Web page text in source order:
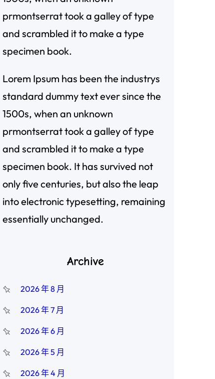
prmontserrat took a galley of type
and scrambled it to make a type
specimen book.
Lorem Ipsum has been the industrys
standard dummy text ever since the
1500s, when an unknown
prmontserrat took a galley of type
and scrambled it to make a type
specimen book. It has survived not
only five centuries, but also the leap
into electronic typesetting, remaining
essentially unchanged.
Archive
2026 年 8 月
2026 年 7 月
2026 年 6 月
2026 年 5 月
2026 年 4 月